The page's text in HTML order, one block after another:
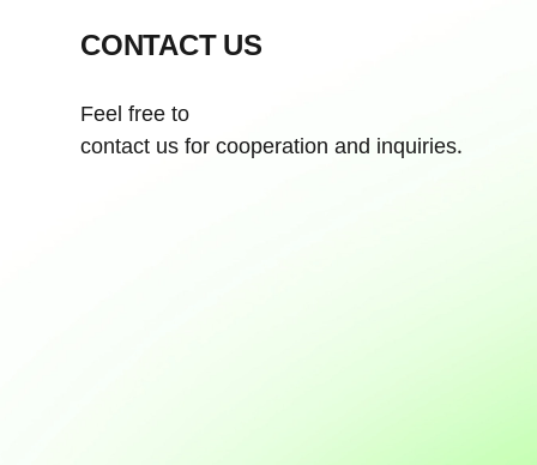
CONTACT US
Feel free to
contact us for cooperation and inquiries.